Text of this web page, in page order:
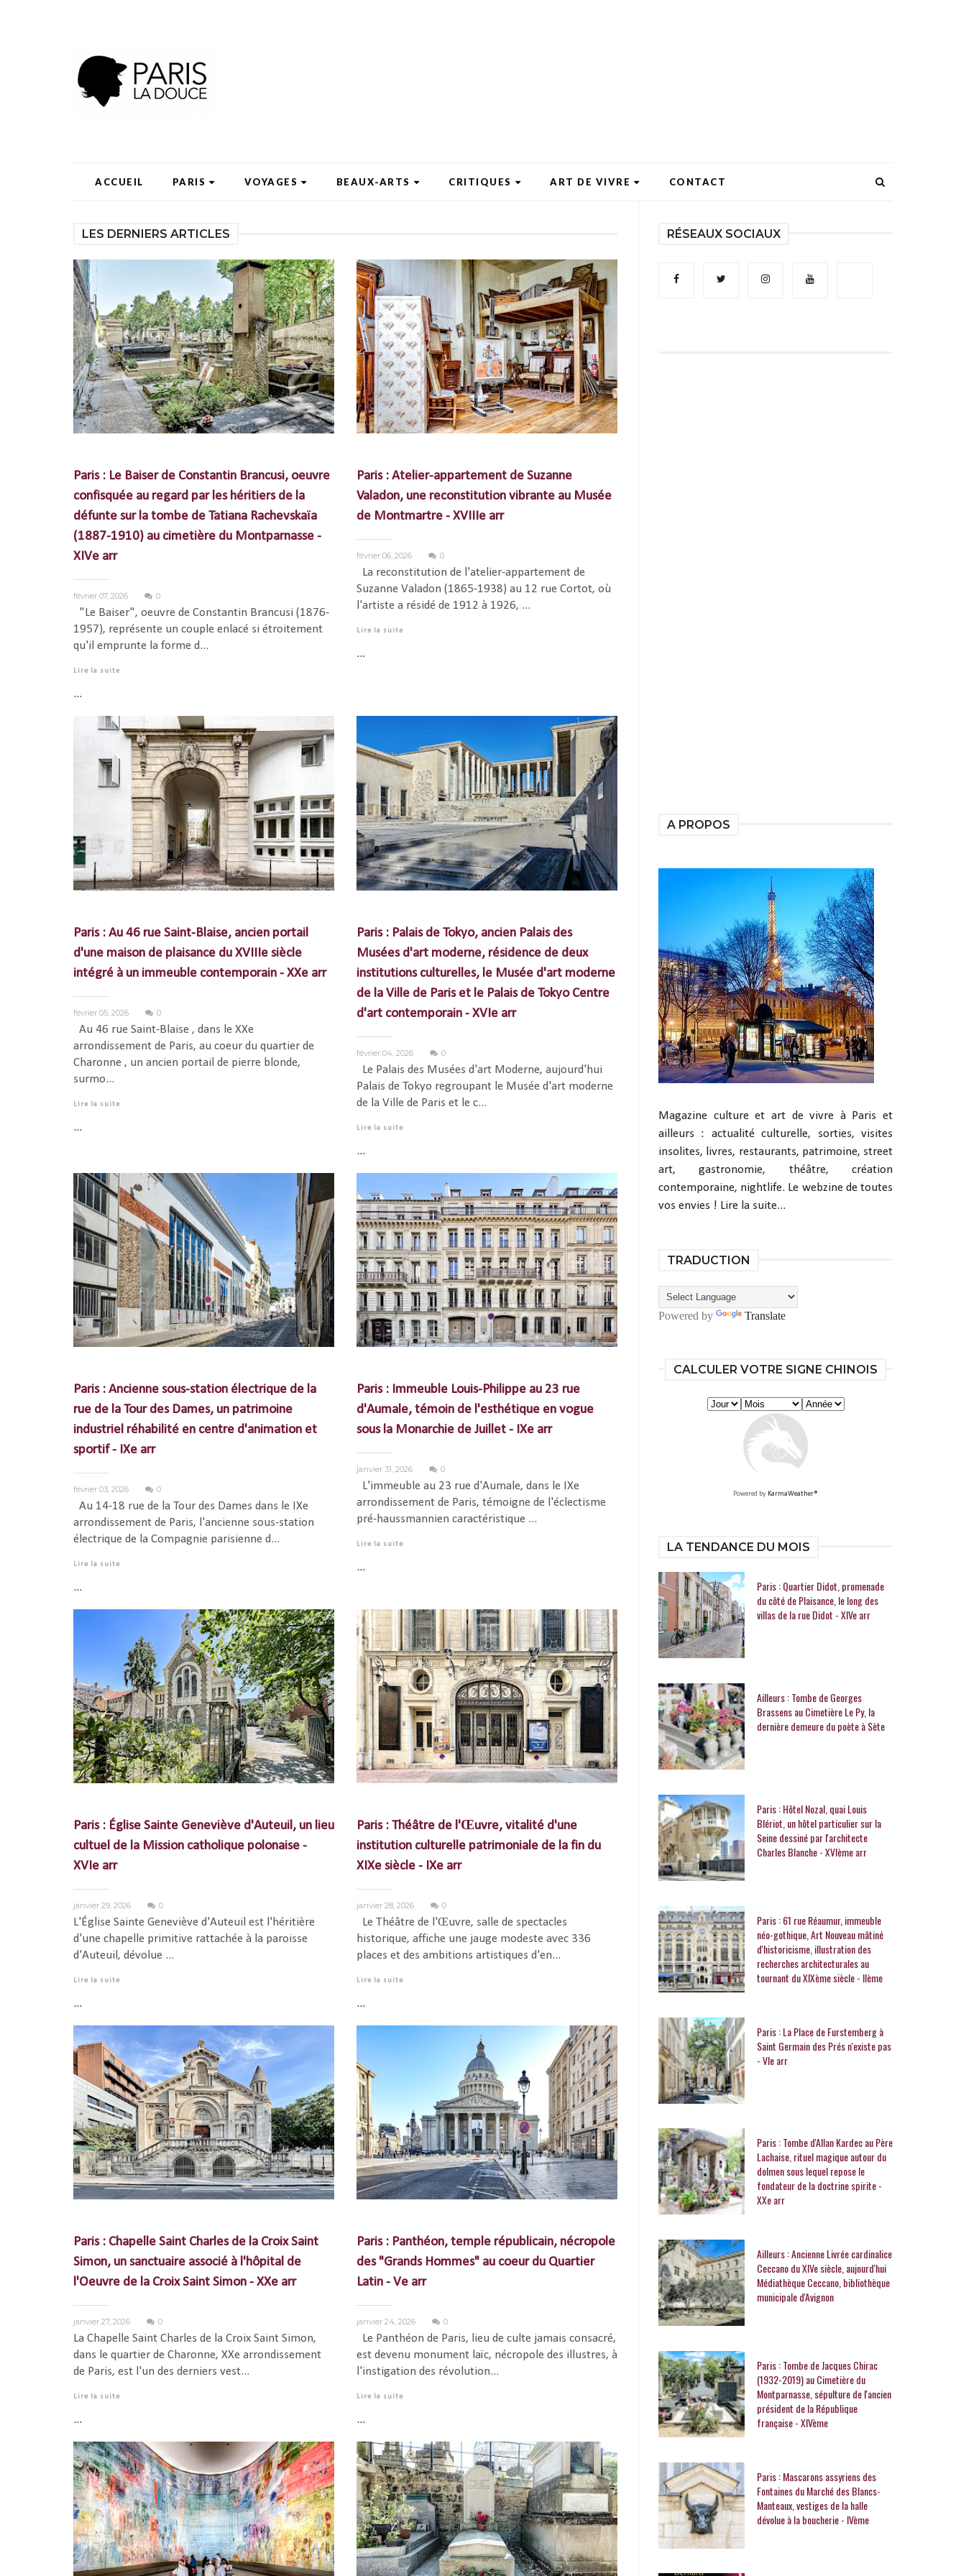
ACCUEIL PARIS VOYAGES BEAUX-ARTS CRITIQUES ART DE VIVRE CONTACT
LES DERNIERS ARTICLES
Paris : Le Baiser de Constantin Brancusi, oeuvre
confisquée au regard par les héritiers de la
défunte sur la tombe de Tatiana Rachevskaïa
(1887-1910) au cimetière du Montparnasse -
XIVe arr
février 07, 2026 0
"Le Baiser", oeuvre de Constantin Brancusi (1876-
1957), représente un couple enlacé si étroitement
qu'il emprunte la forme d...
Lire la suite
...
Paris : Atelier-appartement de Suzanne
Valadon, une reconstitution vibrante au Musée
de Montmartre - XVIIIe arr
février 06, 2026 0
La reconstitution de l'atelier-appartement de
Suzanne Valadon (1865-1938) au 12 rue Cortot, où
l'artiste a résidé de 1912 à 1926, ...
Lire la suite
...
Paris : Au 46 rue Saint-Blaise, ancien portail
d'une maison de plaisance du XVIIIe siècle
intégré à un immeuble contemporain - XXe arr
février 05, 2026 0
Au 46 rue Saint-Blaise , dans le XXe
arrondissement de Paris, au coeur du quartier de
Charonne , un ancien portail de pierre blonde,
surmo...
Lire la suite
...
Paris : Palais de Tokyo, ancien Palais des
Musées d'art moderne, résidence de deux
institutions culturelles, le Musée d'art moderne
de la Ville de Paris et le Palais de Tokyo Centre
d'art contemporain - XVIe arr
février 04, 2026 0
Le Palais des Musées d'art Moderne, aujourd'hui
Palais de Tokyo regroupant le Musée d'art moderne
de la Ville de Paris et le c...
Lire la suite
...
Paris : Ancienne sous-station électrique de la
rue de la Tour des Dames, un patrimoine
industriel réhabilité en centre d'animation et
sportif - IXe arr
février 03, 2026 0
Au 14-18 rue de la Tour des Dames dans le IXe
arrondissement de Paris, l'ancienne sous-station
électrique de la Compagnie parisienne d...
Lire la suite
...
Paris : Immeuble Louis-Philippe au 23 rue
d'Aumale, témoin de l'esthétique en vogue
sous la Monarchie de Juillet - IXe arr
janvier 31, 2026 0
L'immeuble au 23 rue d'Aumale, dans le IXe
arrondissement de Paris, témoigne de l'éclectisme
pré-haussmannien caractéristique ...
Lire la suite
...
Paris : Église Sainte Geneviève d'Auteuil, un lieu
cultuel de la Mission catholique polonaise -
XVIe arr
janvier 29, 2026 0
L'Église Sainte Geneviève d'Auteuil est l'héritière
d'une chapelle primitive rattachée à la paroisse
d'Auteuil, dévolue ...
Lire la suite
...
Paris : Théâtre de l'Œuvre, vitalité d'une
institution culturelle patrimoniale de la fin du
XIXe siècle - IXe arr
janvier 28, 2026 0
Le Théâtre de l'Œuvre, salle de spectacles
historique, affiche une jauge modeste avec 336
places et des ambitions artistiques d'en...
Lire la suite
...
Paris : Chapelle Saint Charles de la Croix Saint
Simon, un sanctuaire associé à l'hôpital de
l'Oeuvre de la Croix Saint Simon - XXe arr
janvier 27, 2026 0
La Chapelle Saint Charles de la Croix Saint Simon,
dans le quartier de Charonne, XXe arrondissement
de Paris, est l'un des derniers vest...
Lire la suite
...
Paris : Panthéon, temple républicain, nécropole
des "Grands Hommes" au coeur du Quartier
Latin - Ve arr
janvier 24, 2026 0
Le Panthéon de Paris, lieu de culte jamais consacré,
est devenu monument laïc, nécropole des illustres, à
l'instigation des révolution...
Lire la suite
...
RÉSEAUX SOCIAUX
A PROPOS
Magazine culture et art de vivre à Paris et
ailleurs : actualité culturelle, sorties, visites
insolites, livres, restaurants, patrimoine, street
art, gastronomie, théâtre, création
contemporaine, nightlife. Le webzine de toutes
vos envies ! Lire la suite...
TRADUCTION
Powered by Translate
CALCULER VOTRE SIGNE CHINOIS
Powered by KarmaWeather®
LA TENDANCE DU MOIS
Paris : Quartier Didot, promenade
du côté de Plaisance, le long des
villas de la rue Didot - XIVe arr
Ailleurs : Tombe de Georges
Brassens au Cimetière Le Py, la
dernière demeure du poète à Sète
Paris : Hôtel Nozal, quai Louis
Blériot, un hôtel particulier sur la
Seine dessiné par l'architecte
Charles Blanche - XVIème arr
Paris : 61 rue Réaumur, immeuble
néo-gothique, Art Nouveau mâtiné
d'historicisme, illustration des
recherches architecturales au
tournant du XIXème siècle - IIème
Paris : La Place de Furstemberg à
Saint Germain des Prés n'existe pas
- VIe arr
Paris : Tombe d'Allan Kardec au Père
Lachaise, rituel magique autour du
dolmen sous lequel repose le
fondateur de la doctrine spirite -
XXe arr
Ailleurs : Ancienne Livrée cardinalice
Ceccano du XIVe siècle, aujourd'hui
Médiathèque Ceccano, bibliothèque
municipale d'Avignon
Paris : Tombe de Jacques Chirac
(1932-2019) au Cimetière du
Montparnasse, sépulture de l'ancien
président de la République
française - XIVème
Paris : Mascarons assyriens des
Fontaines du Marché des Blancs-
Manteaux, vestiges de la halle
dévolue à la boucherie - IVème